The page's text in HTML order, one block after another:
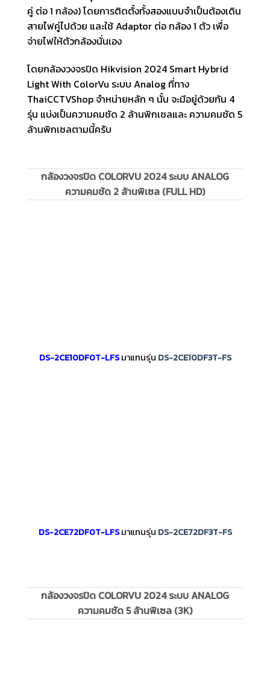
คู่ ต่อ 1 กล้อง) โดยการติดตั้งทั้งสองแบบจำเป็นต้องเดิน
สายไฟคู่ไปด้วย และใช้ Adaptor ต่อ กล้อง 1 ตัว เพื่อ
จ่ายไฟให้ตัวกล้องนั่นเอง
โดยกล้องวงจรปิด Hikvision 2024 Smart Hybrid
Light With ColorVu ระบบ Analog ที่ทาง
ThaiCCTVShop จำหน่ายหลัก ๆ นั้น จะมีอยู่ด้วยกัน 4
รุ่น แบ่งเป็นความคมชัด 2 ล้านพิกเซลและ ความคมชัด 5
ล้านพิกเซลตามนี้ครับ
กล้องวงจรปิด COLORVU 2024 ระบบ ANALOG
ความคมชัด 2 ล้านพิเซล (FULL HD)
DS-2CE10DF0T-LFSมาแทนรุ่น DS-2CE10DF3T-FS
DS-2CE72DF0T-LFSมาแทนรุ่น DS-2CE72DF3T-FS
กล้องวงจรปิด COLORVU 2024 ระบบ ANALOG
ความคมชัด 5 ล้านพิเซล (3K)